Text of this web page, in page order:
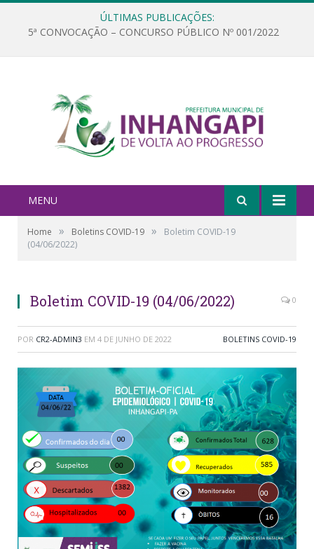
ÚLTIMAS PUBLICAÇÕES:
5ª CONVOCAÇÃO – CONCURSO PÚBLICO Nº 001/2022
MENU
Home » Boletins COVID-19 »
Boletim COVID-19
(04/06/2022)
Boletim COVID-19 (04/06/2022) 0
POR CR2-ADMIN3 EM 4 DE JUNHO DE 2022 BOLETINS COVID-19